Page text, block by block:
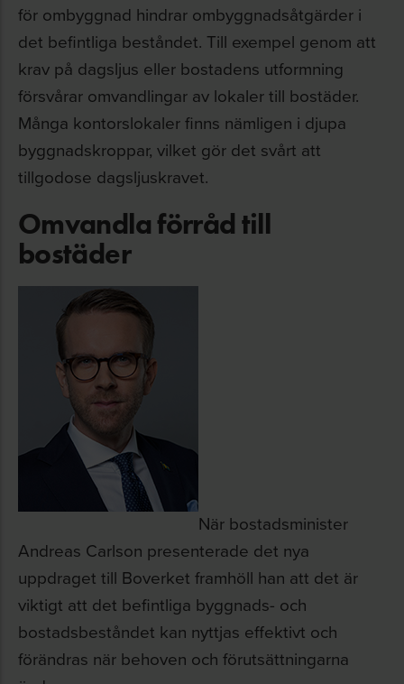
för ombyggnad hindrar ombyggnadsåtgärder i
det befintliga beståndet. Till exempel genom att
krav på dagsljus eller bostadens utformning
försvårar omvandlingar av lokaler till bostäder.
Många kontorslokaler finns nämligen i djupa
byggnadskroppar, vilket gör det svårt att
tillgodose dagsljuskravet.
Omvandla förråd till
bostäder
När bostadsminister
Andreas Carlson presenterade det nya
uppdraget till Boverket framhöll han att det är
viktigt att det befintliga byggnads- och
bostadsbeståndet kan nyttjas effektivt och
förändras när behoven och förutsättningarna